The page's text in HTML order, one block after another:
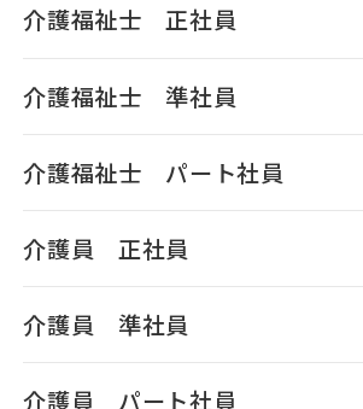
介護福祉士 正社員
介護福祉士 準社員
介護福祉士 パート社員
介護員 正社員
介護員 準社員
介護員 パート社員